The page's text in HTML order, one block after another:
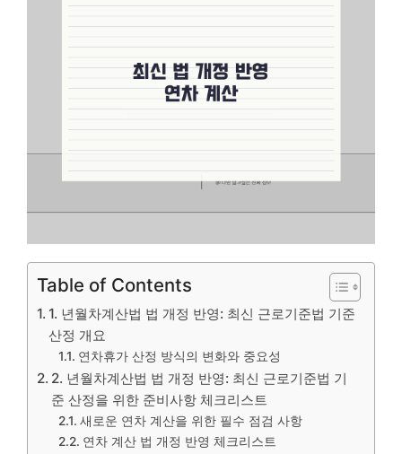
Table of Contents
1. 년월차계산법 법 개정 반영: 최신 근로기준법 기준
산정 개요
연차휴가 산정 방식의 변화와 중요성
2. 년월차계산법 법 개정 반영: 최신 근로기준법 기
준 산정을 위한 준비사항 체크리스트
새로운 연차 계산을 위한 필수 점검 사항
연차 계산 법 개정 반영 체크리스트